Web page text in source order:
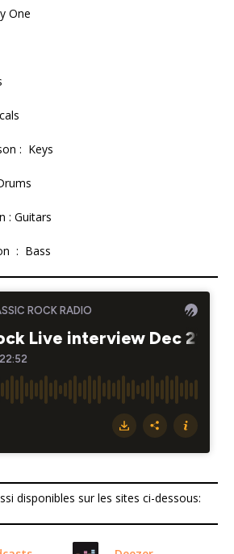
One
: Keys
: Guitars
: Bass
disponibles sur les sites ci-dessous: